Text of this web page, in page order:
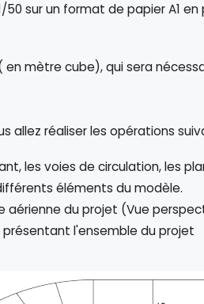
50 sur un format de papier A1
mètre cube), qui sera
allez réaliser les opérations
les voies de circulation, les
éléments du modèle.
aérienne du projet (Vue
l'ensemble du projet